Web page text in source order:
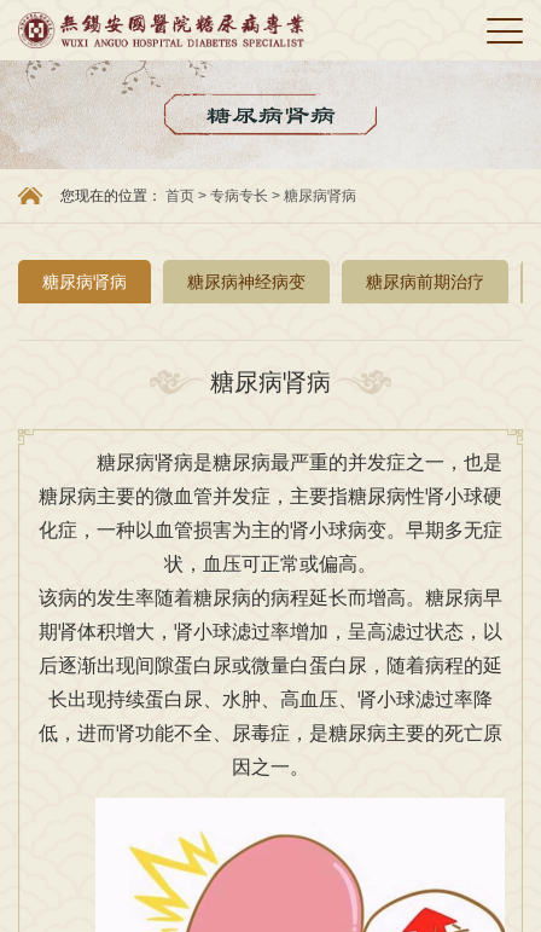
您现在的位置： 首页 > 专病专长 > 糖尿病肾病
糖尿病肾病 糖尿病神经病变 糖尿病前期治疗
糖尿病肾病
糖尿病肾病是糖尿病最严重的并发症之一，也是
糖尿病主要的微血管并发症，主要指糖尿病性肾小球硬
化症，一种以血管损害为主的肾小球病变。早期多无症
状，血压可正常或偏高。
该病的发生率随着糖尿病的病程延长而增高。糖尿病早
期肾体积增大，肾小球滤过率增加，呈高滤过状态，以
后逐渐出现间隙蛋白尿或微量白蛋白尿，随着病程的延
长出现持续蛋白尿、水肿、高血压、肾小球滤过率降
低，进而肾功能不全、尿毒症，是糖尿病主要的死亡原
因之一。